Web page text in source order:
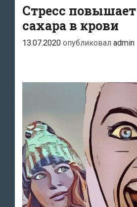
Стресс
сахара в крови
13.07.2020 опубликовал admin